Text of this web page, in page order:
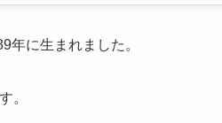
年に生まれました。
。